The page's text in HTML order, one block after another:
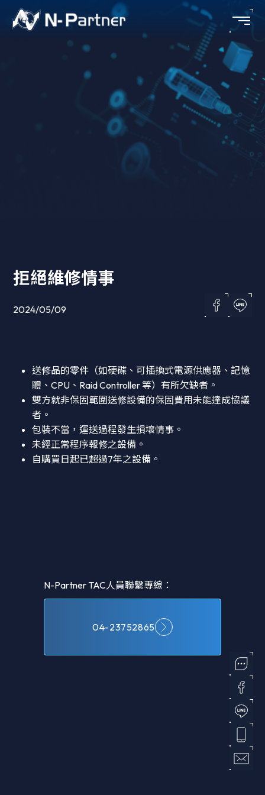
拒絕維修情事
2024/05/09
送修品的零件（如硬碟、可插換式電源供應器、記憶
體、CPU、Raid Controller 等）有所欠缺者。
雙方就非保固範圍送修設備的保固費用未能達成協議
者。
包裝不當，運送過程發生損壞情事。
未經正常程序報修之設備。
自購買日起已超過7年之設備。
N-Partner TAC人員聯繫專線：
04-23752865